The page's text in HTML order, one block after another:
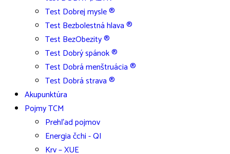
Test Dobrej mysle ®
Test Bezbolestná hlava ®
Test BezObezity ®
Test Dobrý spánok ®
Test Dobrá menštruácia ®
Test Dobrá strava ®
Akupunktúra
Pojmy TCM
Prehľad pojmov
Energia čchi - QI
Krv – XUE